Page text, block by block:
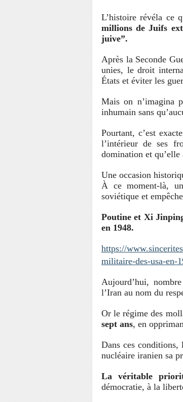
L’histoire révéla ce
millions de Juifs
juive”.
Après la Seconde
unies, le droit
États et éviter les
Mais on n’imagina
inhumain sans
Pourtant, c’est
l’intérieur de ses
domination et
Une occasion
À ce moment-là,
soviétique et
Poutine et Xi
en 1948.
https://
militaire-des-usa-en-
Aujourd’hui,
l’Iran au nom du
Or le régime des
sept ans, en
Dans ces conditions,
nucléaire iranien sa
La véritable
démocratie, à la